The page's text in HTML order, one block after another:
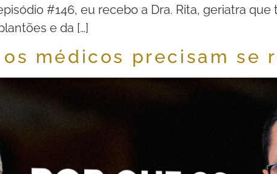
#146, eu recebo a Dra. Rita, geriatra
e da […]
médicos precisam se